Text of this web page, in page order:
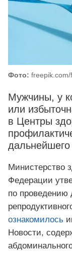
Фото:
Мужчины, у
или
в Центры
Министерство
Федерации
по
ознакомилось
Новости,